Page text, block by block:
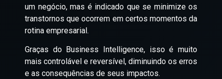
um negócio, mas é indicado que se minimize os
transtornos que ocorrem em certos momentos da
rotina empresarial.
Graças do Business Intelligence, isso é muito
mais controlável e reversível, diminuindo os erros
e as consequências de seus impactos.